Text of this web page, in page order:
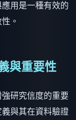
用是一種有效的
。
與重要性
研究信度的重要
與其在資料驗證